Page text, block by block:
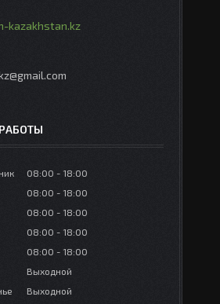
kazakhstan.kz
08:00
18:00
08:00
18:00
08:00
18:00
08:00
18:00
08:00
18:00
Выходной
Выходной